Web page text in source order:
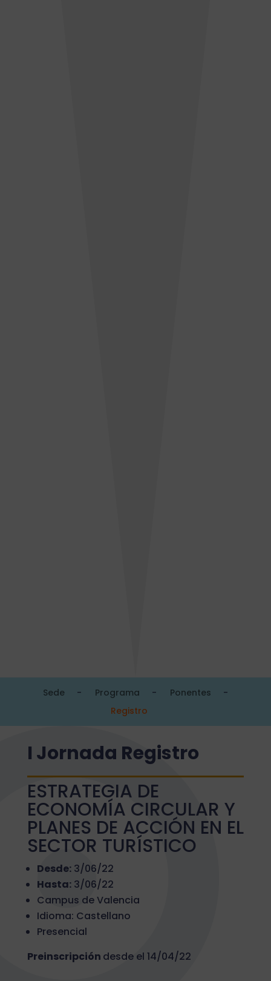
Sede Programa
Ponentes
Registro
I Jornada Registro
ESTRATEGIA DE
ECONOMÍA CIRCULAR Y
PLANES DE ACCIÓN EN EL
SECTOR TURÍSTICO
Desde:3/06/22
Hasta:3/06/22
Campus de Valencia
Idioma: Castellano
Presencial
Preinscripción desde el 14/04/22